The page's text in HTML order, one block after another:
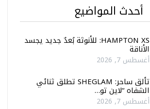
أحدث المواضيع
HAMPTON XS: للأنوثة بُعدٌ جديد يجسد
الأناقة
أغسطس 7, 2026
تألق ساحر: SHEGLAM تطلق ثنائي
الشفاه “لاين تو…
أغسطس 7, 2026